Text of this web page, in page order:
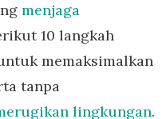
menjaga
10 langkah
memaksimalkan
tanpa
lingkungan.